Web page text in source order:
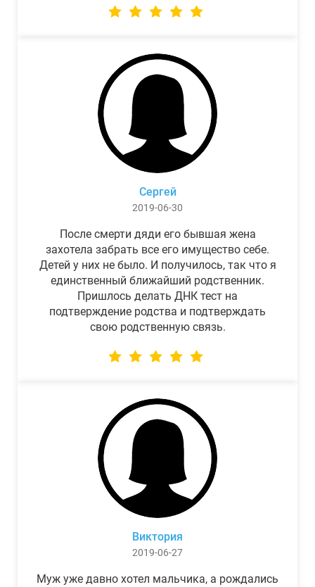
Сергей
2019-06-30
После смерти дяди его бывшая жена
захотела забрать все его имущество себе.
Детей у них не было. И получилось, так что я
единственный ближайший родственник.
Пришлось делать ДНК тест на
подтверждение родства и подтверждать
свою родственную связь.
Виктория
2019-06-27
Муж уже давно хотел мальчика, а рождались